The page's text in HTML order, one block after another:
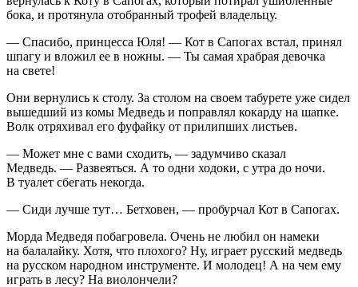
бока, и протянула отобранный трофей владельцу.
— Спасибо, принцесса Юля! — Кот в Сапогах встал, принял
шпагу и вложил ее в ножны. — Ты самая храбрая девочка
на свете!
Они вернулись к столу. За столом на своем табурете уже сидел
вышедший из комы Медведь и поправлял кокарду на шапке.
Волк отряхивал его фуфайку от прилипших листьев.
— Может мне с вами сходить, — задумчиво сказал
Медведь. — Развеяться. А то одни ходоки, с утра до ночи.
В туалет сбегать некогда.
— Сиди лучше тут… Бетховен, — пробурчал Кот в Сапогах.
Морда Медведя побагровела. Очень не любил он намеки
на балалайку. Хотя, что плохого? Ну, играет русский медведь
на русском народном инструменте. И молодец! А на чем ему
играть в лесу? На виолончели?